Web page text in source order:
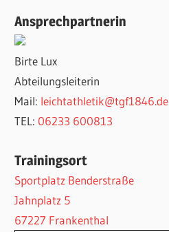
Ansprechpartnerin
Birte Lux
Abteilungsleiterin
Mail: leichtathletik@tgf1846.de
TEL: 06233 600813
Trainingsort
Sportplatz Benderstraße
Jahnplatz 5
67227 Frankenthal